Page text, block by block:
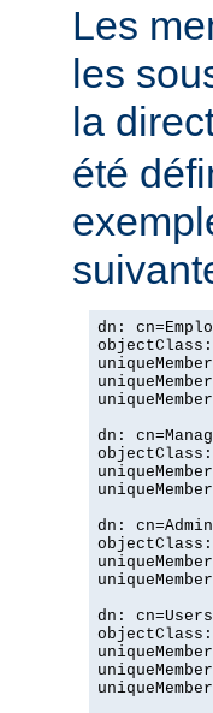
Les
les
la
été
dn:
objectClass:
dn:
objectClass:
dn:
objectClass:
dn:
objectClass: